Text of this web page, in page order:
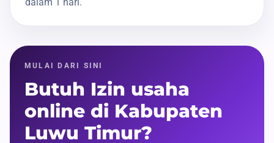
dalam 1 hari.
MULAI DARI SINI
Butuh Izin usaha
online di Kabupaten
Luwu Timur?